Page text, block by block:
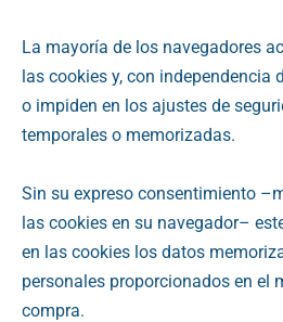
La mayoría de los navegadores
las cookies y, con independencia
o impiden en los ajustes de
temporales o memorizadas.
Sin su expreso consentimiento
las cookies en su navegador–
en las cookies los datos
personales proporcionados en el
compra.